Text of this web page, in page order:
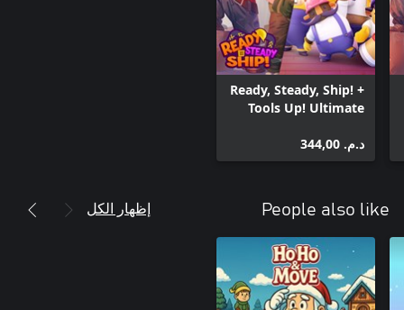
Ready, Steady, Ship! +
Tools Up! Ultimate
د.م.‏ 344,00
People also like إظهار الكل